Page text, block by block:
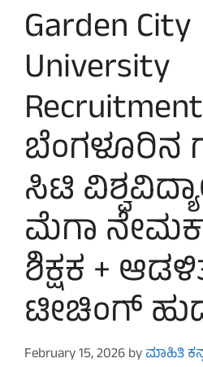
Garden City
University
ಬೆಂಗಳೂರಿನ
ಸಿಟಿ
ಮೆಗಾ
ಶಿಕ್ಷಕ +
ಟೀಚಿಂಗ್
February 15, 2026byಮಾಹಿತಿ